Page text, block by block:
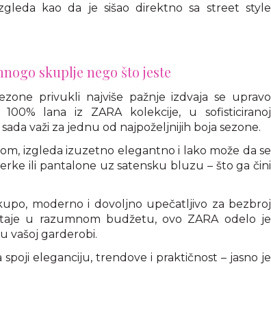
kao da je sišao direktno sa street style
skuplje nego što jeste
privukli najviše pažnje izdvaja se upravo
lana iz ZARA kolekcije, u sofisticiranoj
važi za jednu od najpoželjnijih boja sezone.
izgleda izuzetno elegantno i lako može da se
ili pantalone uz satensku bluzu – što ga čini
moderno i dovoljno upečatljivo za bezbroj
u razumnom budžetu, ovo ZARA odelo je
vašoj garderobi.
eleganciju, trendove i praktičnost – jasno je